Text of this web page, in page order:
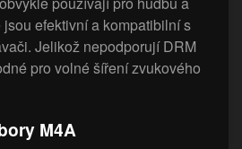
jsou efektivní a kompatibilní s
Jelikož nepodporují DRM
pro volné šíření zvukového
M4A